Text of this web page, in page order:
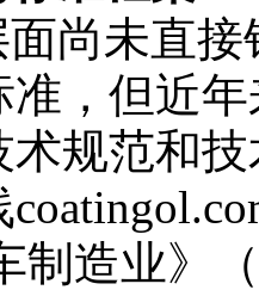
尚未直
准，但近
术规范和
制造业》